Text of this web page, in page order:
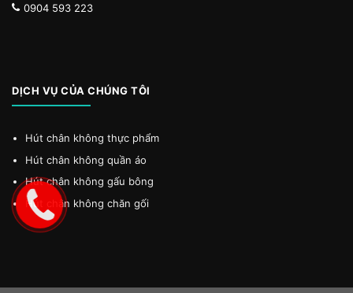
0904 593 223
DỊCH VỤ CỦA CHÚNG TÔI
Hút chân không thực phẩm
Hút chân không quần áo
Hút chân không gấu bông
Hút chân không chăn gối